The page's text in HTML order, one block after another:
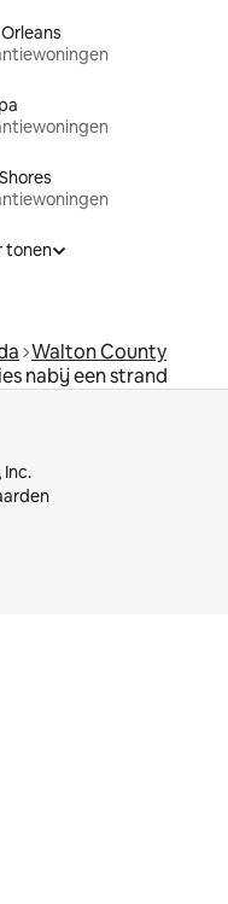
tonen
Walton County
nabij een strand